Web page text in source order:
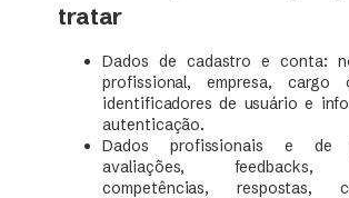
tratar
Dados de cadastro e conta:
profissional, empresa, cargo
identificadores de usuário e
autenticação.
Dados profissionais e de
avaliações, feedbacks,
competências, respostas,